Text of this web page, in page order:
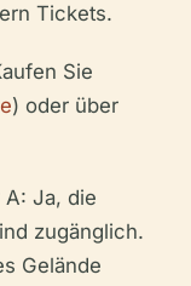
Tickets.
Sie
) oder über
A: Ja, die
zugänglich.
Gelände